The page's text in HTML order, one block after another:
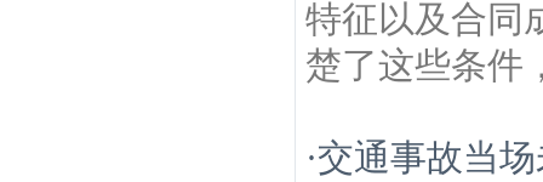
特征以及合同
楚了这些条件
·交通事故当